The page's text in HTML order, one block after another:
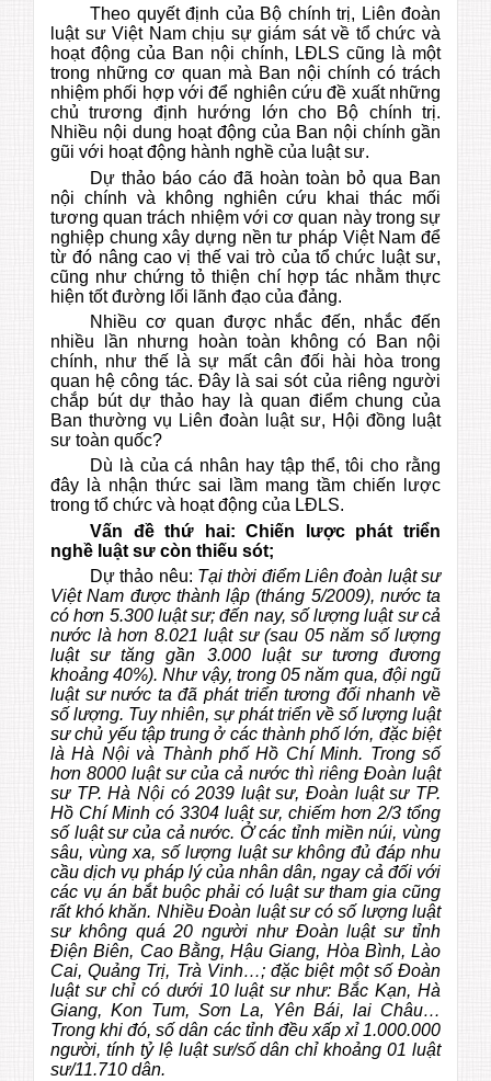
Theo quyết định của Bộ chính trị, Liên đoàn
luật sư Việt Nam chịu sự giám sát về tổ chức và
hoạt động của Ban nội chính, LĐLS cũng là một
trong những cơ quan mà Ban nội chính có trách
nhiệm phối hợp với để nghiên cứu đề xuất những
chủ trương định hướng lớn cho Bộ chính trị.
Nhiều nội dung hoạt động của Ban nội chính gần
gũi với hoạt động hành nghề của luật sư.
Dự thảo báo cáo đã hoàn toàn bỏ qua Ban
nội chính và không nghiên cứu khai thác mối
tương quan trách nhiệm với cơ quan này trong sự
nghiệp chung xây dựng nền tư pháp Việt Nam để
từ đó nâng cao vị thế vai trò của tổ chức luật sư,
cũng như chứng tỏ thiện chí hợp tác nhằm thực
hiện tốt đường lối lãnh đạo của đảng.
Nhiều cơ quan được nhắc đến, nhắc đến
nhiều lần nhưng hoàn toàn không có Ban nội
chính, như thế là sự mất cân đối hài hòa trong
quan hệ công tác. Đây là sai sót của riêng người
chắp bút dự thảo hay là quan điểm chung của
Ban thường vụ Liên đoàn luật sư, Hội đồng luật
sư toàn quốc?
Dù là của cá nhân hay tập thể, tôi cho rằng
đây là nhận thức sai lầm mang tầm chiến lược
trong tổ chức và hoạt động của LĐLS.
Vấn đề thứ hai: Chiến lược phát triển
nghề luật sư còn thiếu sót;
Dự thảo nêu: Tại thời điểm Liên đoàn luật sư
Việt Nam được thành lập (tháng 5/2009), nước ta
có hơn 5.300 luật sư; đến nay, số lượng luật sư cả
nước là hơn 8.021 luật sư (sau 05 năm số lượng
luật sư tăng gần 3.000 luật sư tương đương
khoảng 40%). Như vậy, trong 05 năm qua, đội ngũ
luật sư nước ta đã phát triển tương đối nhanh về
số lượng. Tuy nhiên, sự phát triển về số lượng luật
sư chủ yếu tập trung ở các thành phố lớn, đặc biệt
là Hà Nội và Thành phố Hồ Chí Minh. Trong số
hơn 8000 luật sư của cả nước thì riêng Đoàn luật
sư TP.Hà Nội có 2039 luật sư, Đoàn luật sư TP.
Hồ Chí Minh có 3304 luật sư, chiếm hơn 2/3 tổng
số luật sư của cả nước. Ở các tỉnh miền núi, vùng
sâu, vùng xa, số lượng luật sư không đủ đáp nhu
cầu dịch vụ pháp lý của nhân dân, ngay cả đối với
các vụ án bắt buộc phải có luật sư tham gia cũng
rất khó khăn. Nhiều Đoàn luật sư có số lượng luật
sư không quá 20 người như Đoàn luật sư tỉnh
Điện Biên, Cao Bằng, Hậu Giang, Hòa Bình, Lào
Cai, Quảng Trị, Trà Vinh…; đặc biệt một số Đoàn
luật sư chỉ có dưới 10 luật sư như: Bắc Kạn, Hà
Giang, Kon Tum, Sơn La, Yên Bái, lai Châu…
Trong khi đó, số dân các tỉnh đều xấp xỉ 1.000.000
người, tính tỷ lệ luật sư/số dân chỉ khoảng 01 luật
sư/11.710 dân.